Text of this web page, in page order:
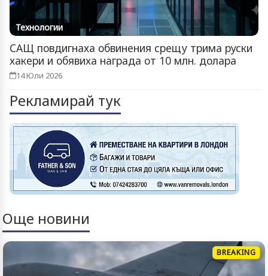
Технологии
САЩ повдигнаха обвинения срещу трима руски
хакери и обявиха награда от 10 млн. долара
14 Юли 2026
Рекламирай тук
Още новини
BREAKING